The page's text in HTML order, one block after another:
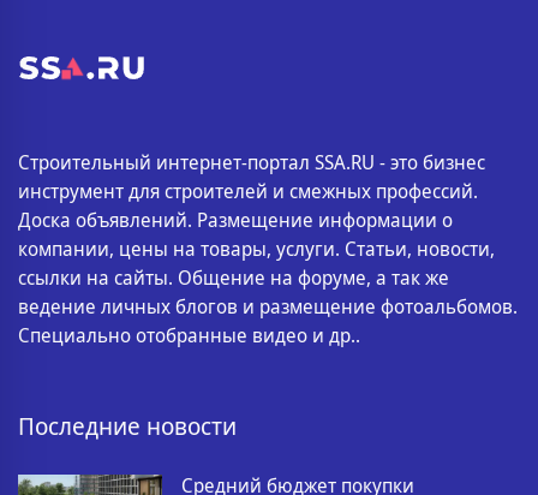
Строительный интернет-портал SSA.RU - это бизнес
инструмент для строителей и смежных профессий.
Доска объявлений. Размещение информации о
компании, цены на товары, услуги. Статьи, новости,
ссылки на сайты. Общение на форуме, а так же
ведение личных блогов и размещение фотоальбомов.
Специально отобранные видео и др..
Последние новости
Средний бюджет покупки